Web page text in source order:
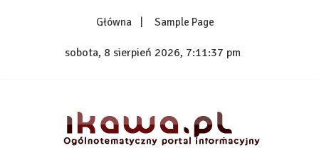
Główna Sample Page
sobota, 8 sierpień 2026, 7:11:38 pm